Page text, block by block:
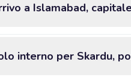
a Islamabad,
interno per Skardu,